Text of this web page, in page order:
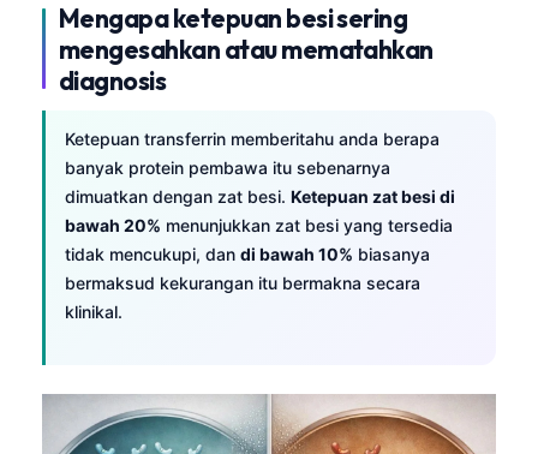
Mengapa ketepuan besi sering
mengesahkan atau mematahkan
diagnosis
Ketepuan transferrin memberitahu anda berapa
banyak protein pembawa itu sebenarnya
dimuatkan dengan zat besi. Ketepuan zat besi di
bawah 20% menunjukkan zat besi yang tersedia
tidak mencukupi, dan di bawah 10% biasanya
bermaksud kekurangan itu bermakna secara
klinikal.